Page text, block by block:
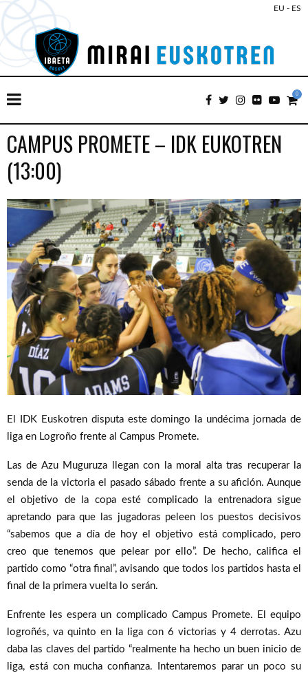
EU - ES
0
CAMPUS PROMETE – IDK EUKOTREN
(13:00)
El IDK Euskotren disputa este domingo la undécima jornada de
liga en Logroño frente al Campus Promete.
Las de Azu Muguruza llegan con la moral alta tras recuperar la
senda de la victoria el pasado sábado frente a su afición. Aunque
el objetivo de la copa esté complicado la entrenadora sigue
apretando para que las jugadoras peleen los puestos decisivos
“sabemos que a día de hoy el objetivo está complicado, pero
creo que tenemos que pelear por ello”. De hecho, califica el
partido como “otra final”, avisando que todos los partidos hasta el
final de la primera vuelta lo serán.
Enfrente les espera un complicado Campus Promete. El equipo
logroñés, va quinto en la liga con 6 victorias y 4 derrotas. Azu
daba las claves del partido “realmente ha hecho un buen inicio de
liga, está con mucha confianza. Intentaremos parar un poco su